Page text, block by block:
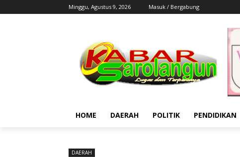
Minggu, Agustus 9, 2026 Masuk / Bergabung
HOME DAERAH POLITIK PENDIDIKAN
DAERAH